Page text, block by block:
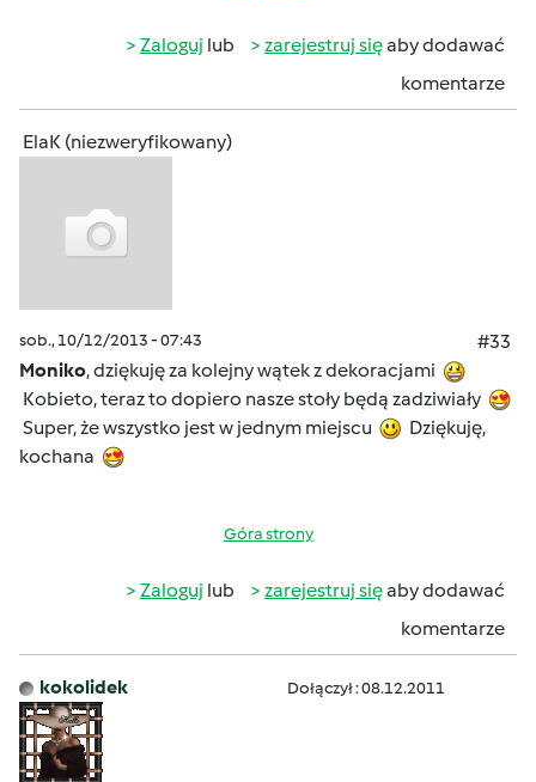
Zaloguj lub zarejestruj sięaby dodawać
komentarze
ElaK (niezweryfikowany)
sob., 10/12/2013 - 07:43
#33
Moniko, dziękuję za kolejny wątek z dekoracjami
Kobieto, teraz to dopiero nasze stoły będą zadziwiały
Super, że wszystko jest w jednym miejscu
Dziękuję,
kochana
Góra strony
Zaloguj lub zarejestruj sięaby dodawać
komentarze
kokolidek Dołączył : 08.12.2011